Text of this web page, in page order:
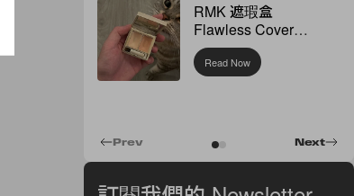
RMK 遮瑕盒
Flawless Cover
Concealer
Read Now
Next
Prev